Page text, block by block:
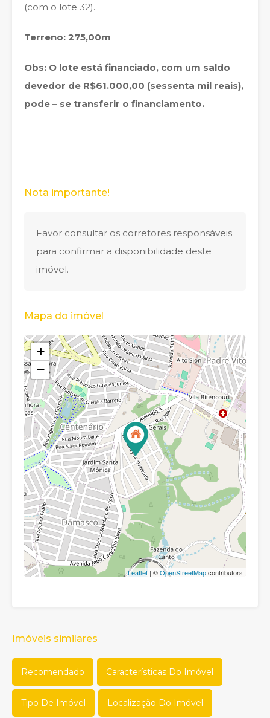
(com o lote 32).
Terreno: 275,00m
Obs: O lote está financiado, com um saldo
devedor de R$61.000,00 (sessenta mil reais),
pode – se transferir o financiamento.
Nota importante!
Favor consultar os corretores responsáveis
para confirmar a disponibilidade deste
imóvel.
Mapa do imóvel
+
−
Leaflet | ©OpenStreetMapcontributors
Imóveis similares
Recomendado Características Do Imóvel
Tipo De Imóvel Localização Do Imóvel